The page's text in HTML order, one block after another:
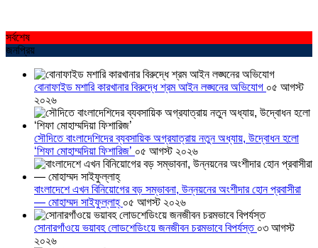
সর্বশেষ
জনপ্রিয়
বোনাফাইড মশারি কারখানার বিরুদ্ধে শ্রম আইন লঙ্ঘনের অভিযোগ ০৫ আগস্ট
২০২৬
সৌদিতে বাংলাদেশিদের ব্যবসায়িক অগ্রযাত্রায় নতুন অধ্যায়, উদ্বোধন হলো
‘শিফা মোহাম্মদিয়া ফিশারিজ’ ০৫ আগস্ট ২০২৬
বাংলাদেশে এখন বিনিয়োগের বড় সম্ভাবনা, উন্নয়নের অংশীদার হোন প্রবাসীরা
— মোহাম্মদ সাইফুল্লাহ্ ০৫ আগস্ট ২০২৬
সোনারগাঁওয়ে ভয়াবহ লোডশেডিংয়ে জনজীবন চরমভাবে বিপর্যস্ত ০৩ আগস্ট
২০২৬